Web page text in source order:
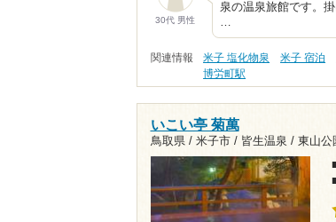
30代 男性
泉の温泉旅館です。
…
関連情報 米子 塩化物泉 米子 宿泊
博労町駅
いこい亭 菊萬
鳥取県 / 米子市 / 皆生温泉 / 東山公